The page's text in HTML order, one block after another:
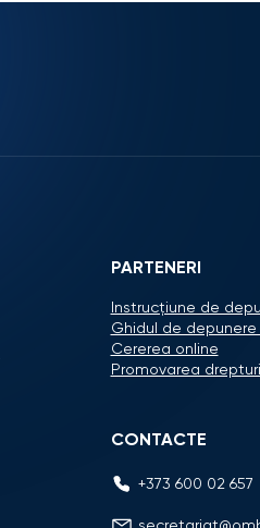
PARTENERI
Instrucțiune de
Ghidul de depunere
Cererea online
Promovarea
CONTACTE
+373 600 02 657